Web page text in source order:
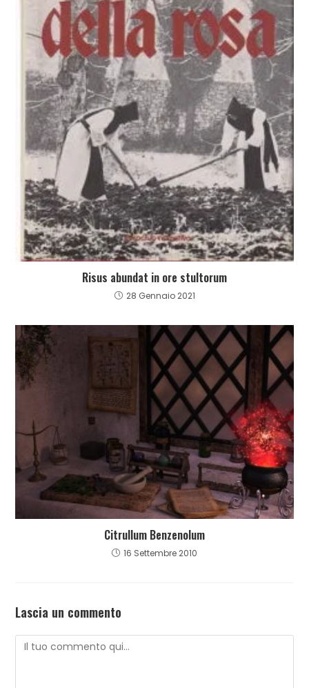
Risus abundat in ore stultorum
28 Gennaio 2021
Citrullum Benzenolum
16 Settembre 2010
Lascia un commento